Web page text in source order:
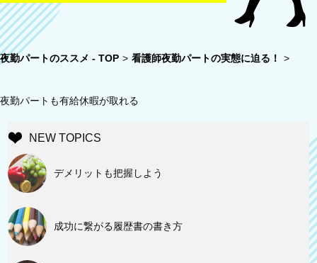
夜勤パートのススメ - TOP > 看護師夜勤パートの実態に迫る！ >
夜勤パートも有給休暇が取れる
NEW TOPICS
デメリットも把握しよう
成功に繋がる履歴書の書き方